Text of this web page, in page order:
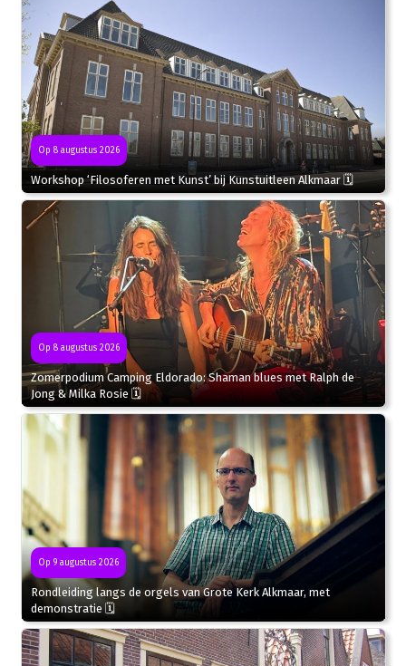
Op 8 augustus 2026
Workshop ‘Filosoferen met Kunst’ bij Kunstuitleen Alkmaar 🗓
Op 8 augustus 2026
Zomerpodium Camping Eldorado: Shaman blues met Ralph de
Jong & Milka Rosie 🗓
Op 9 augustus 2026
Rondleiding langs de orgels van Grote Kerk Alkmaar, met
demonstratie 🗓